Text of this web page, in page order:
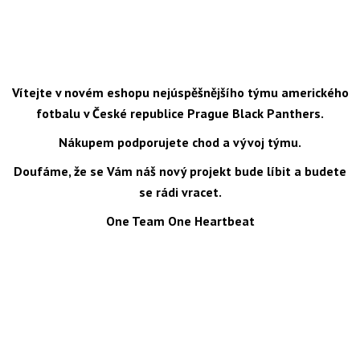
Vítejte v novém eshopu nejúspěšnějšího týmu amerického
fotbalu v České republice Prague Black Panthers.
Nákupem podporujete chod a vývoj týmu.
Doufáme, že se Vám náš nový projekt bude líbit a budete
se rádi vracet.
One Team One Heartbeat